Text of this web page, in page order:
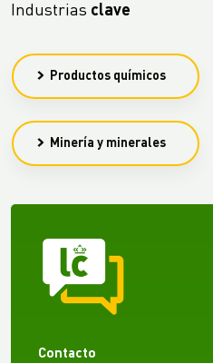
Industrias clave
Productos químicos
Minería y minerales
Contacto